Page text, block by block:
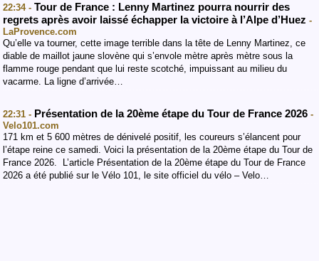
22:34 - Tour de France : Lenny Martinez pourra nourrir des
regrets après avoir laissé échapper la victoire à l’Alpe d’Huez -
LaProvence.com
Qu’elle va tourner, cette image terrible dans la tête de Lenny Martinez, ce
diable de maillot jaune slovène qui s’envole mètre après mètre sous la
flamme rouge pendant que lui reste scotché, impuissant au milieu du
vacarme. La ligne d’arrivée…
22:31 - Présentation de la 20ème étape du Tour de France 2026 -
Velo101.com
171 km et 5 600 mètres de dénivelé positif, les coureurs s’élancent pour
l’étape reine ce samedi. Voici la présentation de la 20ème étape du Tour de
France 2026. L’article Présentation de la 20ème étape du Tour de France
2026 a été publié sur le Vélo 101, le site officiel du vélo – Velo…